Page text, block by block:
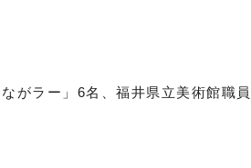
がラー」 6名、福井県立美術館職員